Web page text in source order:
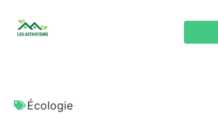
Écologie